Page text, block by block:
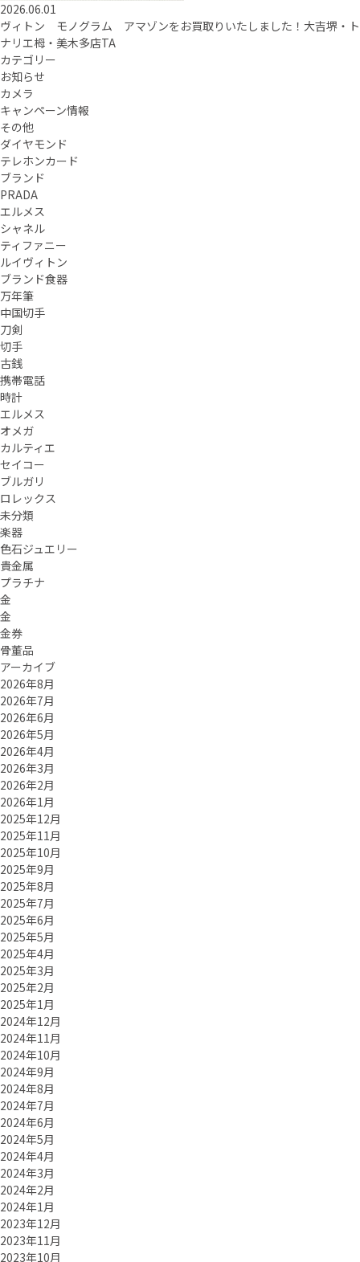
2026.06.01
ヴィトン モノグラム アマゾンをお買取りいたしました！大吉堺・ト
ナリエ栂・美木多店TA
カテゴリー
お知らせ
カメラ
キャンペーン情報
その他
ダイヤモンド
テレホンカード
ブランド
PRADA
エルメス
シャネル
ティファニー
ルイヴィトン
ブランド食器
万年筆
中国切手
刀剣
切手
古銭
携帯電話
時計
エルメス
オメガ
カルティエ
セイコー
ブルガリ
ロレックス
未分類
楽器
色石ジュエリー
貴金属
プラチナ
金
金
金券
骨董品
アーカイブ
2026年8月
2026年7月
2026年6月
2026年5月
2026年4月
2026年3月
2026年2月
2026年1月
2025年12月
2025年11月
2025年10月
2025年9月
2025年8月
2025年7月
2025年6月
2025年5月
2025年4月
2025年3月
2025年2月
2025年1月
2024年12月
2024年11月
2024年10月
2024年9月
2024年8月
2024年7月
2024年6月
2024年5月
2024年4月
2024年3月
2024年2月
2024年1月
2023年12月
2023年11月
2023年10月